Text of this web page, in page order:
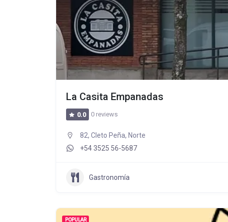
La Casita Empanadas
0.0 0 reviews
82, Cleto Peña, Norte
+54 3525 56-5687
Gastronomía
POPULAR